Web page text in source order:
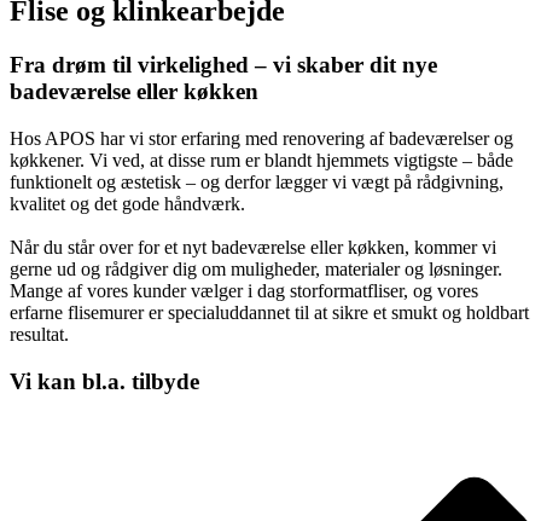
Flise og klinkearbejde
Fra drøm til virkelighed – vi skaber dit nye
badeværelse eller køkken
Hos APOS har vi stor erfaring med renovering af badeværelser og
køkkener. Vi ved, at disse rum er blandt hjemmets vigtigste – både
funktionelt og æstetisk – og derfor lægger vi vægt på rådgivning,
kvalitet og det gode håndværk.
Når du står over for et nyt badeværelse eller køkken, kommer vi
gerne ud og rådgiver dig om muligheder, materialer og løsninger.
Mange af vores kunder vælger i dag storformatfliser, og vores
erfarne flisemurer er specialuddannet til at sikre et smukt og holdbart
resultat.
Vi kan bl.a. tilbyde